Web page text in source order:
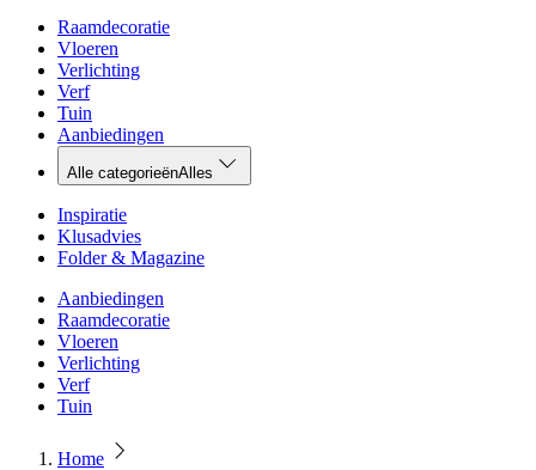
Raamdecoratie
Vloeren
Verlichting
Verf
Tuin
Aanbiedingen
Alle categorieënAlles
Inspiratie
Klusadvies
Folder & Magazine
Aanbiedingen
Raamdecoratie
Vloeren
Verlichting
Verf
Tuin
Home